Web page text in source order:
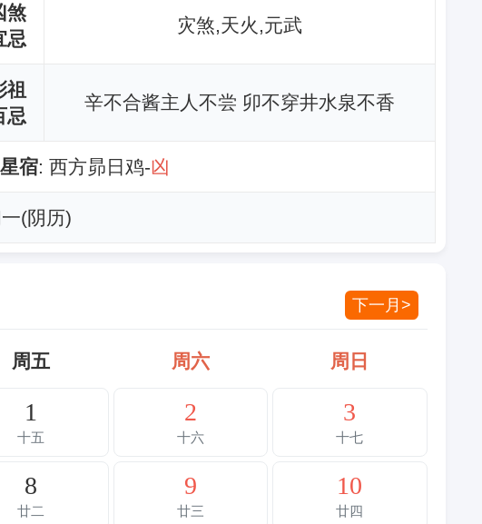
煞
忌
灾煞,天火,元武
祖
忌
辛不合酱主人不尝 卯不穿井水泉不香
星宿: 西方昴日鸡-凶
(阴历)
下一月>
周五 周六 周日
1
十五
2
十六
3
十七
8
廿二
9
廿三
10
廿四